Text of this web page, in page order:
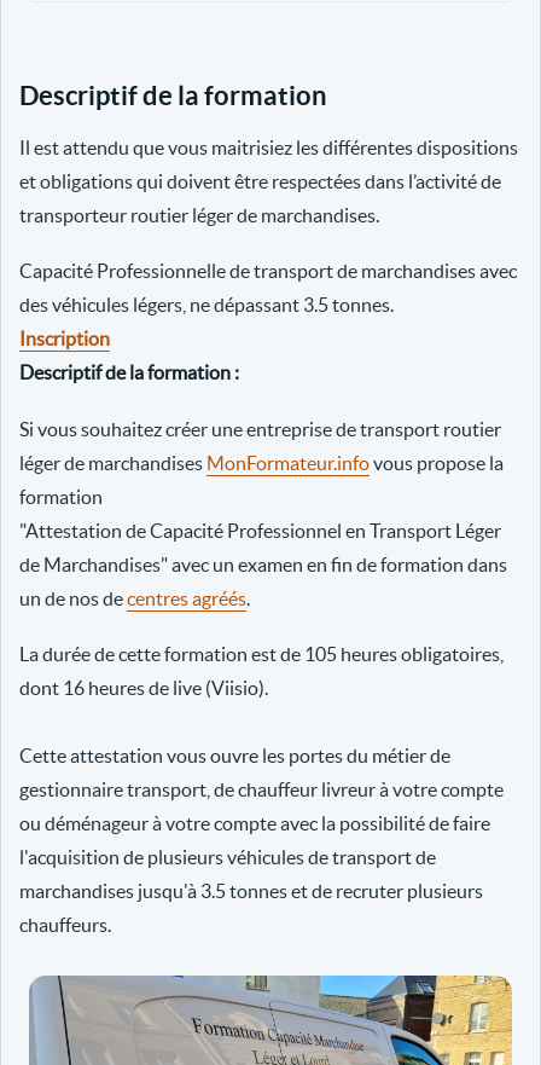
Descriptif de la formation
Il est attendu que vous maitrisiez les différentes dispositions
et obligations qui doivent être respectées dans l’activité de
transporteur routier léger de marchandises.
Capacité Professionnelle de transport de marchandises avec
des véhicules légers, ne dépassant 3.5 tonnes.
Inscription
Descriptif de la formation :
Si vous souhaitez créer une entreprise de transport routier
léger de marchandises MonFormateur.infovous propose la
formation
"Attestation de Capacité Professionnel en Transport Léger
de Marchandises" avec un examen en fin de formation dans
un de nos decentres agréés
La durée de cette formation est de 105 heures obligatoires,
dont 16 heures de live (Viisio).
Cette attestation vous ouvre les portes du métier de
gestionnaire transport, de chauffeur livreur à votre compte
ou déménageur à votre compte avec la possibilité de faire
l'acquisition de plusieurs véhicules de transport de
marchandises jusqu'à 3.5 tonnes et de recruter plusieurs
chauffeurs.